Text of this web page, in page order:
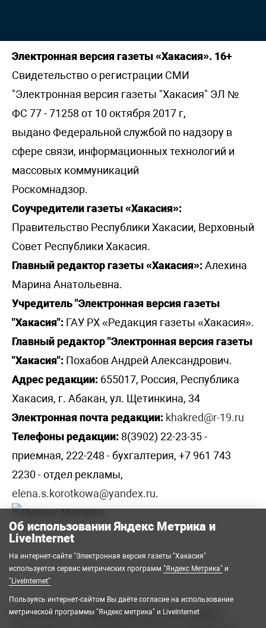
Электронная версия газеты «Хакасия». 16+
Свидетельство о регистрации СМИ
"Электронная версия газеты "Хакасия" ЭЛ №
ФС 77 - 71258 от 10 октября 2017 г,
выдано Федеральной службой по надзору в
сфере связи, информационных технологий и
массовых коммуникаций
Роскомнадзор.
Соучредители газеты «Хакасия»:
Правительство Республики Хакасии, Верховный
Совет Республики Хакасия.
Главный редактор газеты «Хакасия»:Алехина
Марина Анатольевна.
Учредитель "Электронная версия газеты
"Хакасия": ГАУ РХ «Редакция газеты «Хакасия».
Главный редактор "Электронная версия газеты
"Хакасия": Похабов Андрей Александрович.
Адрес редакции: 655017, Россия, Республика
Хакасия, г. Абакан, ул. Щетинкина, 34
Электронная почта редакции: khakred@r-19.ru
Телефоны редакции: 8(3902) 22-23-35 -
приемная, 222-248 - бухгалтерия, +7 961 743
2230 - отдел рекламы,
elena.s.korotkowa@yandex.ru.
2008-2026 © Государственное автономное
Об использовании Яндекс Метрика и
LiveInternet
На интернет-сайте "Электронная версия газеты "Хакасия"
используется сервис метрических программ "Яндекс Метрика" и
"LiveInternet"
Пользуясь интернет-сайтом Вы даёте согласие на использование
метрической программы "Яндекс метрика" и LiveInternet